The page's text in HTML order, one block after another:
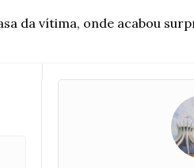
da vítima, onde acabou